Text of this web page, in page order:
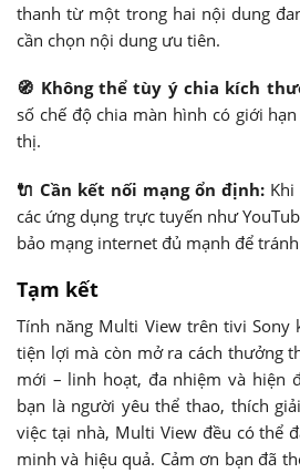
thanh từ một trong hai nội dung
cần chọn nội dung ưu tiên.
🧭 Không thể tùy ý chia kích
số chế độ chia màn hình có giới
thị.
🔌 Cần kết nối mạng ổn định:
các ứng dụng trực tuyến như
bảo mạng internet đủ mạnh để
Tạm kết
Tính năng Multi View trên tivi Sony
tiện lợi mà còn mở ra cách thưởng
mới – linh hoạt, đa nhiệm và hiện
bạn là người yêu thể thao, thích
việc tại nhà, Multi View đều có thể
minh và hiệu quả. Cảm ơn bạn đã